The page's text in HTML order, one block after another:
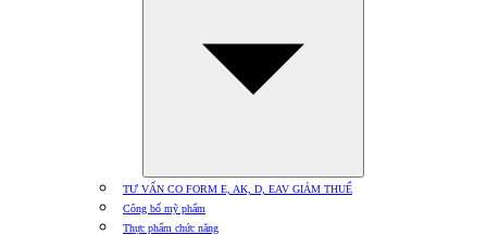
TƯ VẤN CO FORM E, AK, D, EAV GIẢM THUẾ
Công bố mỹ phẩm
Thực phẩm chức năng